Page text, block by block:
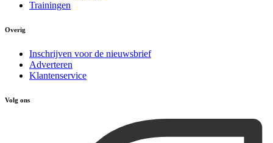
Trainingen
Overig
Inschrijven voor de nieuwsbrief
Adverteren
Klantenservice
Volg ons